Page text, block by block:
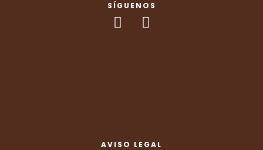
SÍGUENOS
AVISO LEGAL